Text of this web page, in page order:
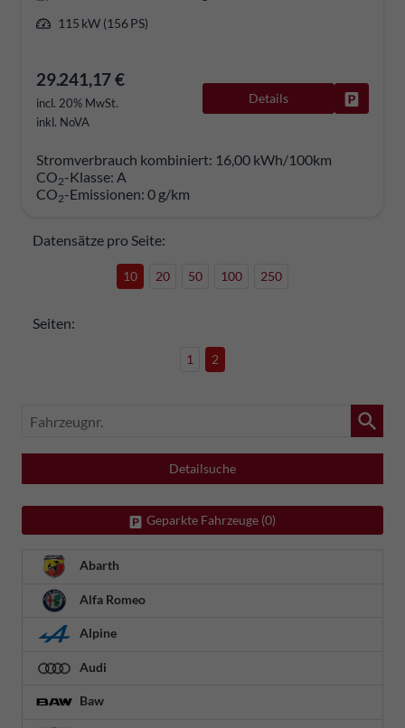
115 kW (156 PS)
29.241,17 €
incl. 20% MwSt.
inkl. NoVA
Details
Stromverbrauch kombiniert: 16,00 kWh/100km
CO2-Klasse: A
CO2-Emissionen: 0 g/km
Datensätze pro Seite:
10 20 50 100 250
Seiten:
1 2
Fahrzeugnr.
Detailsuche
Geparkte Fahrzeuge (0)
Abarth
Alfa Romeo
Alpine
Audi
Baw